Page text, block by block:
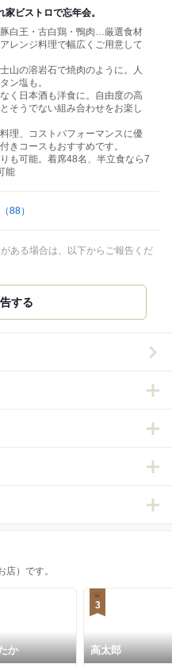
家ビストロで忘年会。
白王・古白鶏・鴨肉…厳選食材
レンジ料理で幅広くご用意して
山の溶岩石で焼肉のように。人
ン塩も。
く日本酒も洋食に。自由度の高
そうでない組み合わせをお楽し
理、コストパフォーマンスに優
きコースもおすすめです。
も可能。着席48名、半立食なら7
能
（88）
ある場合は、以下からご報告くだ
する
）です。
か
3
高太郎